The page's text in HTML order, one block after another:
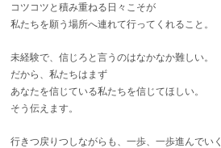
コツコツと積み重ねる日々こそが
私たちを願う場所へ連れて行ってくれること。
未経験で、信じろと言うのはなかなか難しい。
だから、私たちはまず
あなたを信じている私たちを信じてほしい。
そう伝えます。
行きつ戻りつしながらも、一歩、一歩進んでいく